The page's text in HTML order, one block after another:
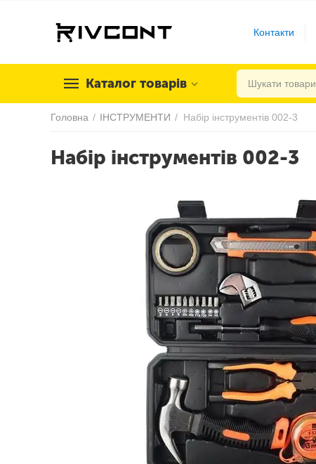
Контакти
Каталог товарів
Головна / ІНСТРУМЕНТИ / Набір інструментів 002-3
Набір інструментів 002-3